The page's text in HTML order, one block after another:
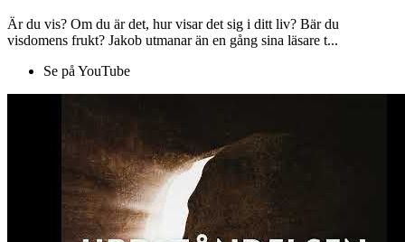
Är du vis? Om du är det, hur visar det sig i ditt liv? Bär du
visdomens frukt? Jakob utmanar än en gång sina läsare t...
Se på YouTube